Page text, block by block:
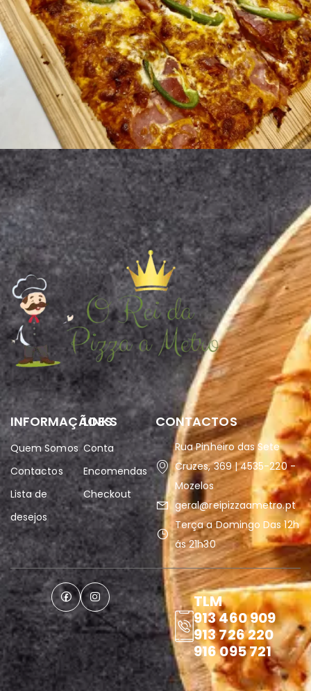
INFORMAÇÃOES
Quem Somos
Contactos
Lista de
desejos
LINKS
Conta
Encomendas
Checkout
CONTACTOS
Rua Pinheiro das Sete
Cruzes, 369 | 4535-220 -
Mozelos
geral@reipizzaametro.pt
Terça a Domingo Das 12h
ás 21h30
TLM
913 460 909
913 726 220
916 095 721